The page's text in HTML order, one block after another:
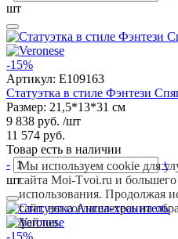
шт
-15%
Артикул: E109163
Статуэтка в стиле Фэнтези
Размер: 21,5*13*31 см
9 838 руб. /шт
11 574 руб.
Товар есть в наличии
-
+
шт
-15%
Мы используем cookie для
сайта Moi-Tvoi.ru и большего
использования. Продолжая
сайт, вы соглашаетесь на
файлов.